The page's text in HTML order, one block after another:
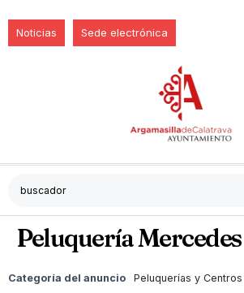
Noticias Sede electrónica
Peluquería Mercedes
Categoría del anuncio Peluquerías y